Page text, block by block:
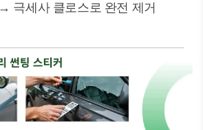
극세사 클로스로 완전 제거